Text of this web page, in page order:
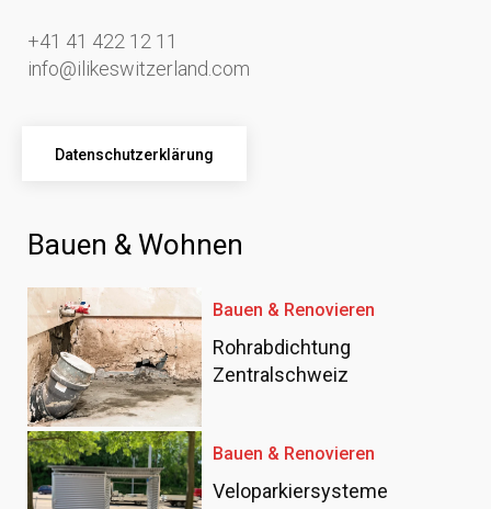
+41 41 422 12 11
info@ilikeswitzerland.com
Datenschutzerklärung
Bauen & Wohnen
Bauen & Renovieren
Rohrabdichtung
Zentralschweiz
Bauen & Renovieren
Veloparkiersysteme